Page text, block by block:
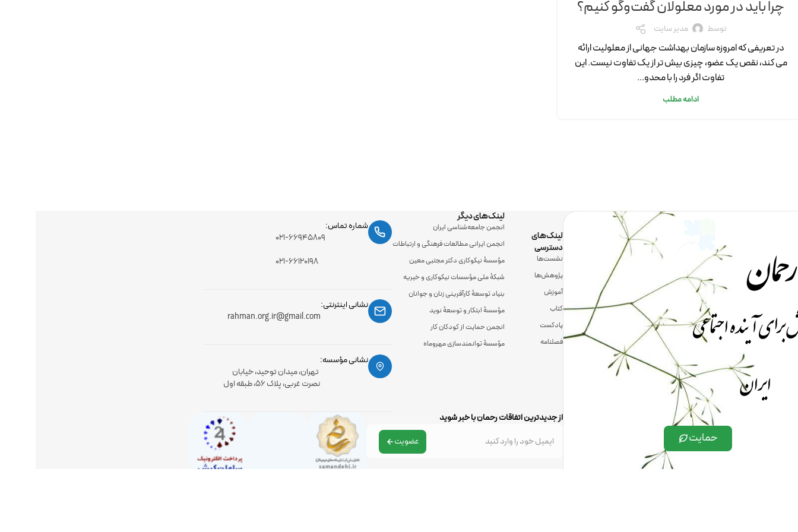
چرا باید در مورد معلولان گفت‌وگو کنیم؟
توسط مدیر سایت
در تعریفی که امروزه سازمان بهداشت جهانی از معلولیت ارائه
می کند، نقص یک عضو، چیزی بیش تر از یک تفاوت نیست. این
تفاوت اگر فرد را با محدو...
ادامه مطلب
رحمان
آینده اجتماعی
ایران
حمایت
لینک‌های
دسترسی
نشست‌ها
پژوهش‌ها
آموزش
کتاب
پادکست
فصلنامه
لینک‌های دیگر
انجمن جامعه‌شناسی ایران
انجمن ایرانی مطالعات فرهنگی و ارتباطات
مؤسسۀ نیکوکاری دکتر مجتبی معین
شبکۀ ملی مؤسسات نیکوکاری و خیریه
بنیاد توسعۀ کارآفرینی زنان و جوانان
مؤسسۀ ابتکار و توسعۀ نوید
انجمن حمایت از کودکان کار
مؤسسۀ توانمندسازی مهروماه
شماره تماس:
۰۲۱-۶۶۹۴۵۸۰۹
۰۲۱-۶۶۱۲۰۱۹۸
نشانی اینترنتی:
rahman.org.ir@gmail.com
نشانی مؤسسه:
تهران، میدان توحید، خیابان
نصرت غربی، پلاک 56، طبقه اول
از جدیدترین اتفاقات رحمان با خبر شوید
عضویت